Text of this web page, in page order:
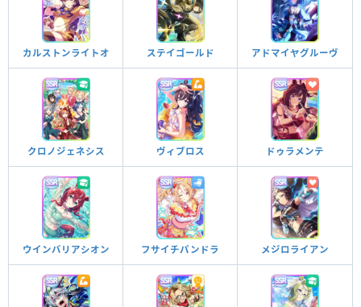
カルストンライトオ ステイゴールド アドマイヤグルーヴ
クロノジェネシス ヴィブロス ドゥラメンテ
ウインバリアシオン フサイチパンドラ メジロライアン